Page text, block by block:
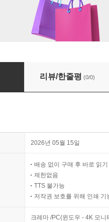
리뷰/한줄평 (0/0)
2026년 05월 15일
배송 없이 구매 후 바로 읽기
제한없음
TTS 불가능
저작권 보호를 위해 인쇄 기
크레마 /PC(윈도우 - 4K 모